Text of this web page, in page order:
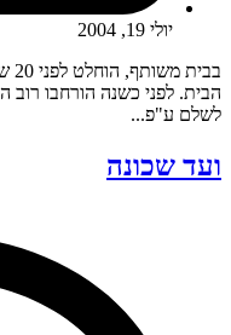
יולי 19, 2004
הבית. לפני כשנה הורחבו רוב
לשלם ע"פ...
ועד שכונה